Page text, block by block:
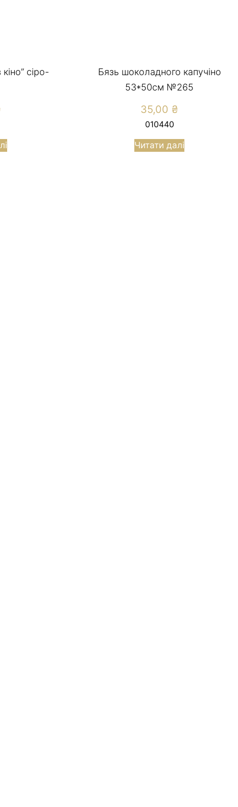
сіро-
Бязь шоколадного капучіно
53*50см №265
35,00 ₴
010440
Читати далі